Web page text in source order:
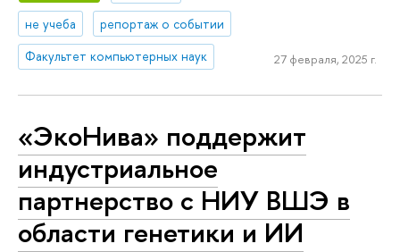
не учеба
репортаж о событии
Факультет компьютерных наук
27 февраля, 2025 г.
«ЭкоНива» поддержит
индустриальное
партнерство с НИУ ВШЭ в
области генетики и ИИ